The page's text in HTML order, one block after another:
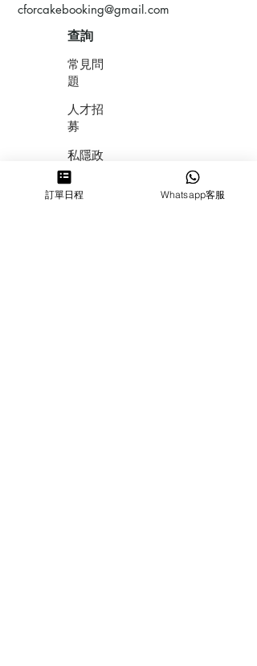
cforcakebooking@gmail.com
查詢
常見問
題
人才招
募
私隱政
策
​積分計
訂單日程 Whatsapp客服